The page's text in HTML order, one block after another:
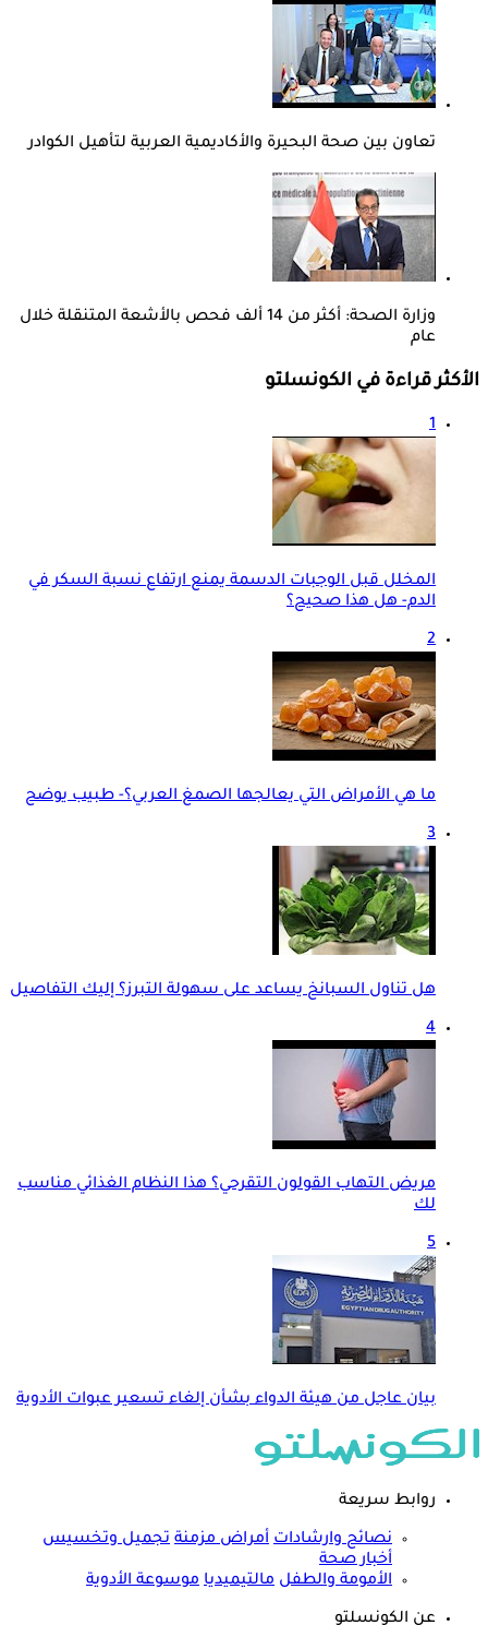
تعاون بين صحة البحيرة والأكاديمية العربية لتأهيل الكوادر
وزارة الصحة: أكثر من 14 ألف فحص بالأشعة المتنقلة خلال
عام
الأكثر قراءة في الكونسلتو
1
المخلل قبل الوجبات الدسمة يمنع ارتفاع نسبة السكر في
الدم- هل هذا صحيح؟
2
ما هي الأمراض التي يعالجها الصمغ العربي؟- طبيب يوضح
3
هل تناول السبانخ يساعد على سهولة التبرز؟ إليك التفاصيل
4
مريض التهاب القولون التقرحي؟ هذا النظام الغذائي مناسب
لك
5
بيان عاجل من هيئة الدواء بشأن إلغاء تسعير عبوات الأدوية
روابط سريعة
نصائح وارشادات أمراض مزمنة تجميل وتخسيس
أخبار صحة
الأمومة والطفل مالتيميديا موسوعة الأدوية
عن الكونسلتو